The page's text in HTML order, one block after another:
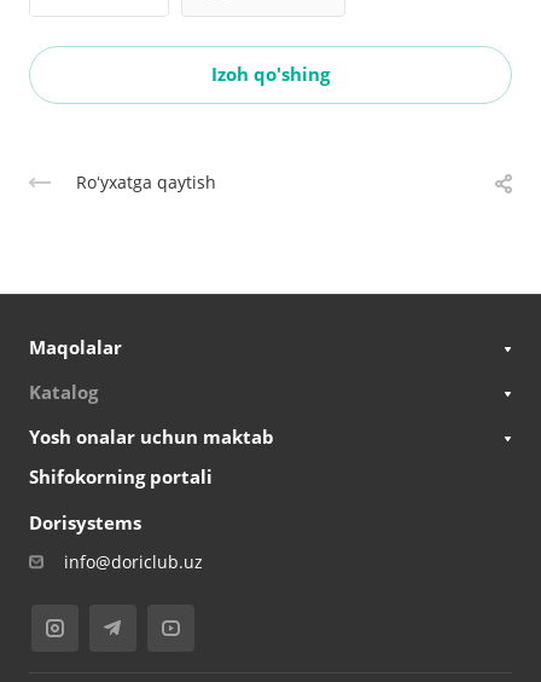
Izoh qo'shing
Roʻyxatga qaytish
Maqolalar
Katalog
Yosh onalar uchun maktab
Shifokorning portali
Dorisystems
info@doriclub.uz